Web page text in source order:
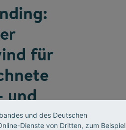
für
und
und des Deutschen
Dienste von Dritten, zum Beispiel